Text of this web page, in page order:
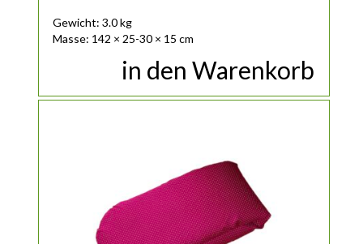
Gewicht: 3.0 kg
Masse: 142 × 25-30 × 15 cm
in den Warenkorb